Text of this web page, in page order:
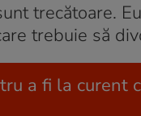
trecătoare.
trebuie să
a fi la curent